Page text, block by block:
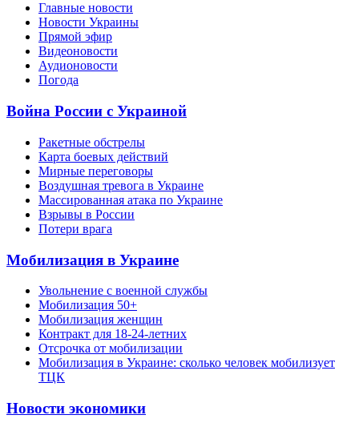
Главные новости
Новости Украины
Прямой эфир
Видеоновости
Аудионовости
Погода
Война России с Украиной
Ракетные обстрелы
Карта боевых действий
Мирные переговоры
Воздушная тревога в Украине
Массированная атака по Украине
Взрывы в России
Потери врага
Мобилизация в Украине
Увольнение с военной службы
Мобилизация 50+
Мобилизация женщин
Контракт для 18-24-летних
Отсрочка от мобилизации
Мобилизация в Украине: сколько человек мобилизует
ТЦК
Новости экономики